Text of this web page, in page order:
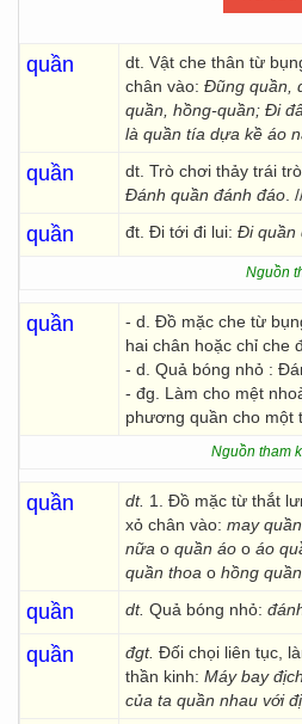
quần
dt. Vật che thân từ
chân vào: Đũng quần,
quần, hồng-quần; Đi
là quần tía dựa kề áo
quần
dt. Trò chơi thảy trái
Đánh quần đánh đáo .
quần đt. Đi tới đi lui: Đi quần
Nguồn
quần
- d. Đồ mặc che từ
hai chân hoặc chỉ che
- d. Quả bóng nhỏ :
- đg. Làm cho mệt
phương quần cho một
Nguồn tham
quần dt. 1. Đồ mặc từ thắt
xỏ chân vào: may quần
nữa o quần áo o áo
quần thoa o hồng quần.
quần dt. Quả bóng nhỏ:
quần đgt. Đối chọi liên tục,
thần kinh: Máy bay
của ta quần nhau với